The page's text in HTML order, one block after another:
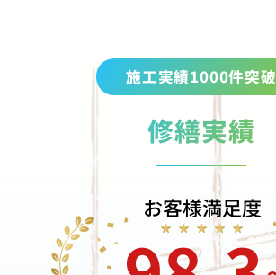
施工実績1000件突破
修繕実績